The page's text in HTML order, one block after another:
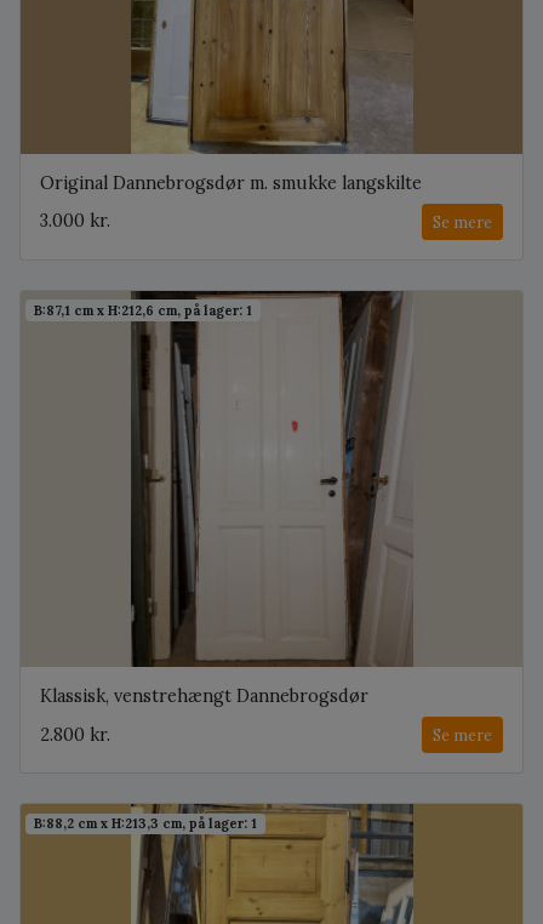
Original Dannebrogsdør m. smukke langskilte
3.000 kr.
Se mere
B:87,1 cm x H:212,6 cm, på lager: 1
Klassisk, venstrehængt Dannebrogsdør
2.800 kr.
Se mere
B:88,2 cm x H:213,3 cm, på lager: 1